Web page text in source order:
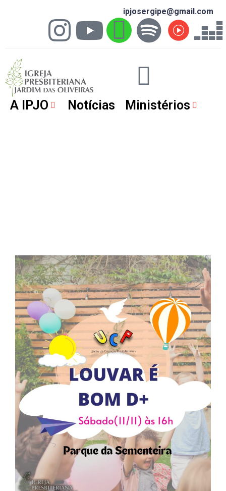
ipjosergipe@gmail.com
A IPJO Notícias Ministérios